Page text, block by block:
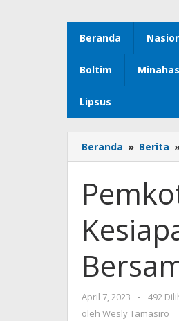
Beranda
Boltim
Lipsus
Beranda » Berita
April 7, 2023
oleh
Wesly
-
492
oleh Wesly Tamasiro